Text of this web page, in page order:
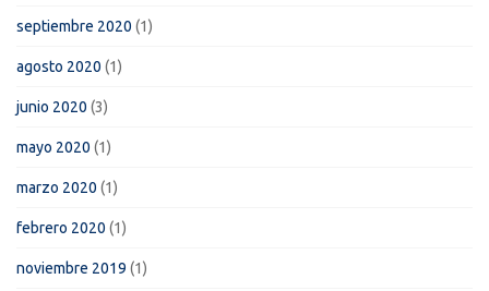
septiembre 2020 (1)
agosto 2020 (1)
junio 2020 (3)
mayo 2020 (1)
marzo 2020 (1)
febrero 2020 (1)
noviembre 2019 (1)